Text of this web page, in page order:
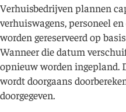
Verhuisbedrijven plannen
verhuiswagens, personeel
worden gereserveerd op
Wanneer die datum
opnieuw worden ingepland.
wordt doorgaans
doorgegeven.